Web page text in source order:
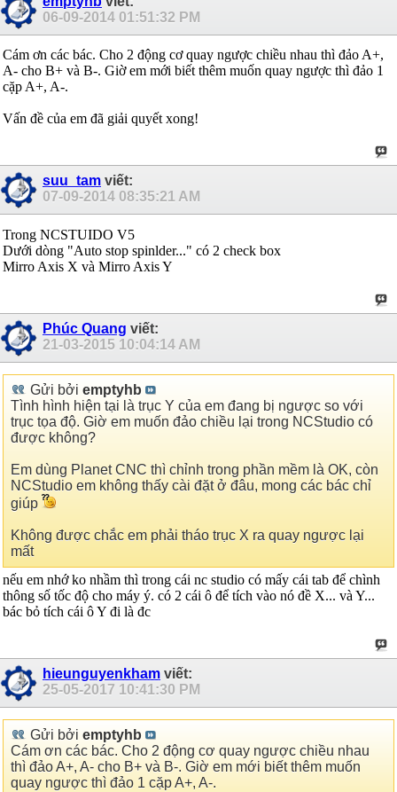
06-09-2014 01:51:32 PM
Cám ơn các bác. Cho 2 động cơ quay ngược chiều nhau thì đảo A+,
A- cho B+ và B-. Giờ em mới biết thêm muốn quay ngược thì đảo 1
cặp A+, A-.
Vấn đề của em đã giải quyết xong!
suu_tam viết:
07-09-2014 08:35:21 AM
Trong NCSTUIDO V5
Dưới dòng "Auto stop spinlder..." có 2 check box
Mirro Axis X và Mirro Axis Y
Phúc Quang viết:
21-03-2015 10:04:14 AM
Gửi bởi emptyhb
Tình hình hiện tại là trục Y của em đang bị ngược so với
trục tọa độ. Giờ em muốn đảo chiều lại trong NCStudio có
được không?
Em dùng Planet CNC thì chỉnh trong phần mềm là OK, còn
NCStudio em không thấy cài đặt ở đâu, mong các bác chỉ
giúp
Không được chắc em phải tháo trục X ra quay ngược lại
mất
nếu em nhớ ko nhầm thì trong cái nc studio có mấy cái tab để chình
thông số tốc độ cho máy ý. có 2 cái ô để tích vào nó đề X... và Y...
bác bỏ tích cái ô Y đi là đc
hieunguyenkham viết:
25-05-2017 10:41:30 PM
Gửi bởi emptyhb
Cám ơn các bác. Cho 2 động cơ quay ngược chiều nhau
thì đảo A+, A- cho B+ và B-. Giờ em mới biết thêm muốn
quay ngược thì đảo 1 cặp A+, A-.